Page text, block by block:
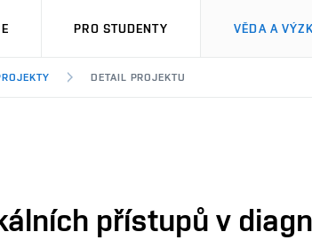
PRO STUDENTY VĚDA A
DETAIL PROJEKTU
přístupů v